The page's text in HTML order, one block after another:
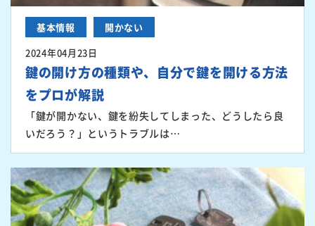
基本情報
開かない
2024年04月23日
鍵の開け方の種類や、自分で鍵を開ける方法
をプロが解説
「鍵が開かない、鍵を紛失してしまった、どうしたら良
いだろう？」というトラブルは…